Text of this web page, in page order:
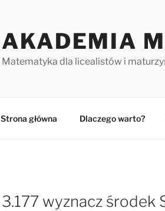
AKADEMIA
Matematyka dla licealistów i
Strona główna Dlaczego warto?
3.177 wyznacz środek